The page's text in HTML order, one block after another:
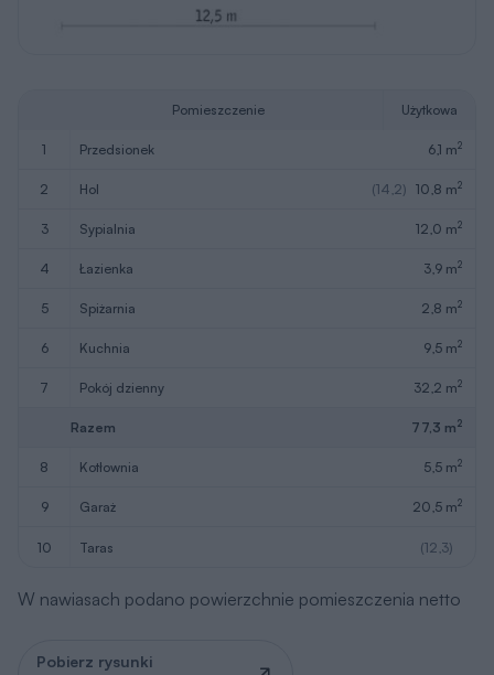
Pomieszczenie Użytkowa
1 przedsionek 6,1 m2
2 hol (14,2) 10,8 m2
3 sypialnia 12,0 m2
4 łazienka 3,9 m2
5 spiżarnia 2,8 m2
6 kuchnia 9,5 m2
7 pokój dzienny 32,2 m2
Razem 77,3 m2
8 kotłownia 5,5 m2
9 garaż 20,5 m2
10 taras (12,3)
W nawiasach podano powierzchnie pomieszczenia netto
Pobierz rysunki